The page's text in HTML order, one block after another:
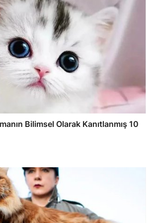
Bilimsel Olarak Kanıtlanmış 10